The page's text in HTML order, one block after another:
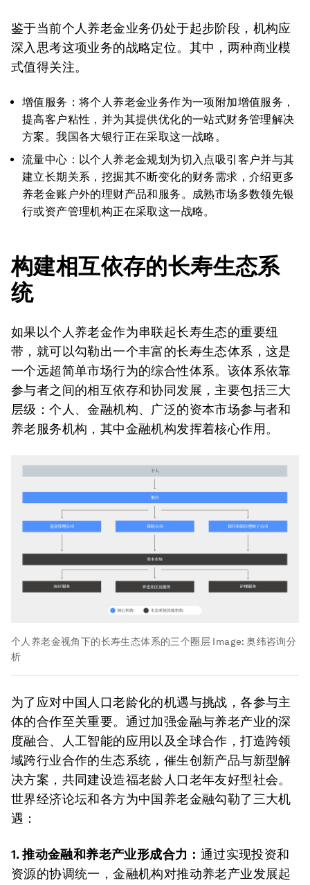
鉴于当前个人养老金业务仍处于起步阶段，机构应
深入思考这项业务的战略定位。其中，两种商业模
式值得关注。
增值服务：将个人养老金业务作为一项附加增值服务，
提高客户粘性，并为其提供优化的一站式财务管理解决
方案。我国各大银行正在采取这一战略。
流量中心：以个人养老金规划为切入点吸引客户并与其
建立长期关系，挖掘其不断变化的财务需求，介绍更多
养老金账户外的理财产品和服务。成熟市场多数领先银
行或资产管理机构正在采取这一战略。
构建相互依存的长寿生态系
统
如果以个人养老金作为串联起长寿生态的重要纽
带，就可以勾勒出一个丰富的长寿生态体系，这是
一个远超简单市场行为的综合性体系。该体系依靠
参与者之间的相互依存和协同发展，主要包括三大
层级：个人、金融机构、广泛的资本市场参与者和
养老服务机构，其中金融机构发挥着核心作用。
个人养老金视角下的长寿生态体系的三个圈层 Image:奥纬咨询分
析
为了应对中国人口老龄化的机遇与挑战，各参与主
体的合作至关重要。通过加强金融与养老产业的深
度融合、人工智能的应用以及全球合作，打造跨领
域跨行业合作的生态系统，催生创新产品与新型解
决方案，共同建设造福老龄人口老年友好型社会。
世界经济论坛和各方为中国养老金融勾勒了三大机
遇：
1. 推动金融和养老产业形成合力： 通过实现投资和
资源的协调统一，金融机构对推动养老产业发展起